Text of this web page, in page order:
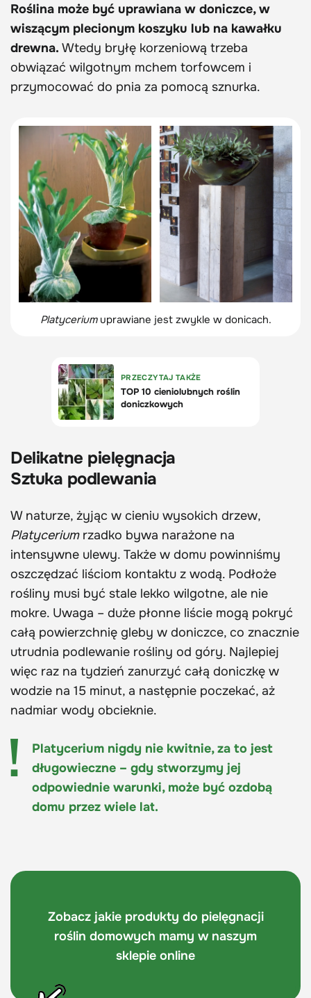
Roślina może być uprawiana w doniczce, w
wiszącym plecionym koszyku lub na kawałku
drewna. Wtedy bryłę korzeniową trzeba
obwiązać wilgotnym mchem torfowcem i
przymocować do pnia za pomocą sznurka.
Platycerium uprawiane jest zwykle w donicach.
Delikatne pielęgnacja
Sztuka podlewania
W naturze, żyjąc w cieniu wysokich drzew,
Platyceriumrzadko bywa narażone na
intensywne ulewy. Także w domu powinniśmy
oszczędzać liściom kontaktu z wodą. Podłoże
rośliny musi być stale lekko wilgotne, ale nie
mokre. Uwaga – duże płonne liście mogą pokryć
całą powierzchnię gleby w doniczce, co znacznie
utrudnia podlewanie rośliny od góry. Najlepiej
więc raz na tydzień zanurzyć całą doniczkę w
wodzie na 15 minut, a następnie poczekać, aż
nadmiar wody obcieknie.
Platycerium nigdy nie kwitnie, za to jest
długowieczne – gdy stworzymy jej
odpowiednie warunki, może być ozdobą
domu przez wiele lat.
Zobacz jakie produkty do pielęgnacji
roślin domowych mamy w naszym
sklepie online